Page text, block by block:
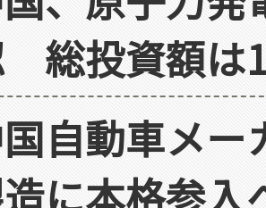
総投資額は
自動車メ
に本格参入